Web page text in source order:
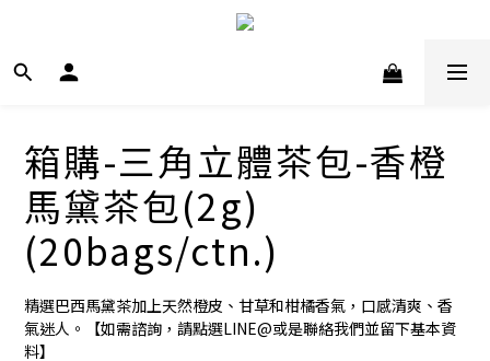
箱購-三角立體茶包-香橙
馬黛茶包(2g)
(20bags/ctn.)
精選巴西馬黛茶加上天然橙皮、甘草和柑橘香氣，口感清爽、香
氣迷人。【如需諮詢，請點選LINE@或是聯絡我們並留下基本資
料】